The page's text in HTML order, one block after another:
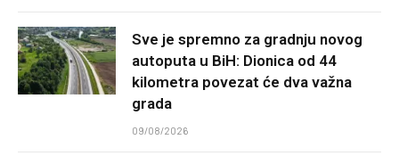
Sve je spremno za gradnju novog
autoputa u BiH: Dionica od 44
kilometra povezat će dva važna
grada
09/08/2026